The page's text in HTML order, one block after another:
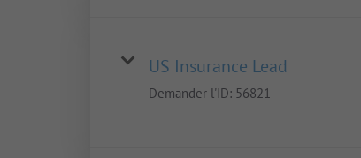
US Insurance Lead
Demander l'ID: 56821